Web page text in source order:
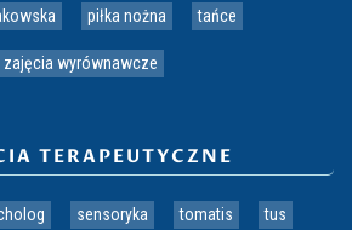
piłka nożna tańce
zajęcia wyrównawcze
TERAPEUTYCZNE
sensoryka tomatis tus